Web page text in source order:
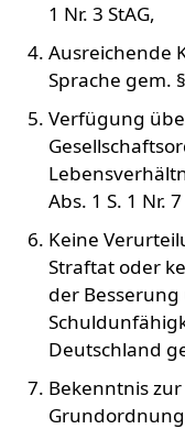
1 Nr. 3 StAG,
Ausreichende
Sprache gem.
Verfügung
Abs. 1 S. 1 Nr. 7
Keine
Straftat oder
der
Deutschland
Bekenntnis